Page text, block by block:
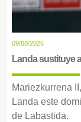
09/08/2026
Landa sustituye
Mariezkurrena
Landa este
de Labastida.